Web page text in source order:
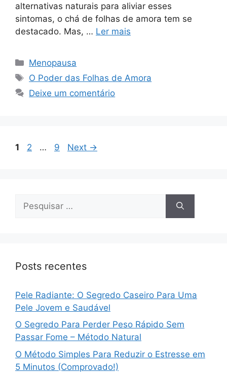
alternativas naturais para aliviar esses
sintomas, o chá de folhas de amora tem se
destacado. Mas, … Ler mais
Categorias
Menopausa
Tags
O Poder das Folhas de Amora
Deixe um comentário
Page
1 Page
2 … Page
9 Next →
por:
Posts recentes
Pele Radiante: O Segredo Caseiro Para Uma
Pele Jovem e Saudável
O Segredo Para Perder Peso Rápido Sem
Passar Fome – Método Natural
O Método Simples Para Reduzir o Estresse em
5 Minutos (Comprovado!)